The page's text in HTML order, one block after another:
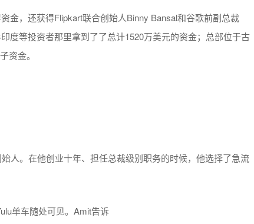
金，还获得Flipkart联合创始人Binny Bansal和谷歌前副总裁
度等投资者那里拿到了了总计1520万美元的资金；总部位于古
资金。
人。在他创业十年、担任总裁级别职务的时候，他选择了急流
单车随处可见。Amit告诉